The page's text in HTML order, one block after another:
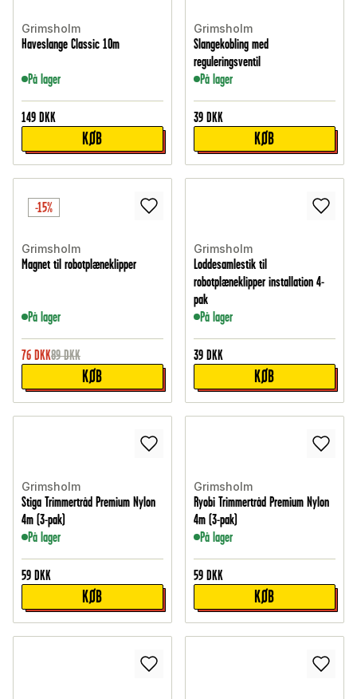
Grimsholm
Haveslange Classic 10m
På lager
149 DKK
KØB
Grimsholm
Slangekobling med
reguleringsventil
På lager
39 DKK
KØB
-15%
Grimsholm
Magnet til robotplæneklipper
På lager
76 DKK89 DKK
KØB
Grimsholm
Loddesamlestik til
robotplæneklipper installation 4-
pak
På lager
39 DKK
KØB
Grimsholm
Stiga Trimmertråd Premium Nylon
4m (3-pak)
På lager
59 DKK
KØB
Grimsholm
Ryobi Trimmertråd Premium Nylon
4m (3-pak)
På lager
59 DKK
KØB